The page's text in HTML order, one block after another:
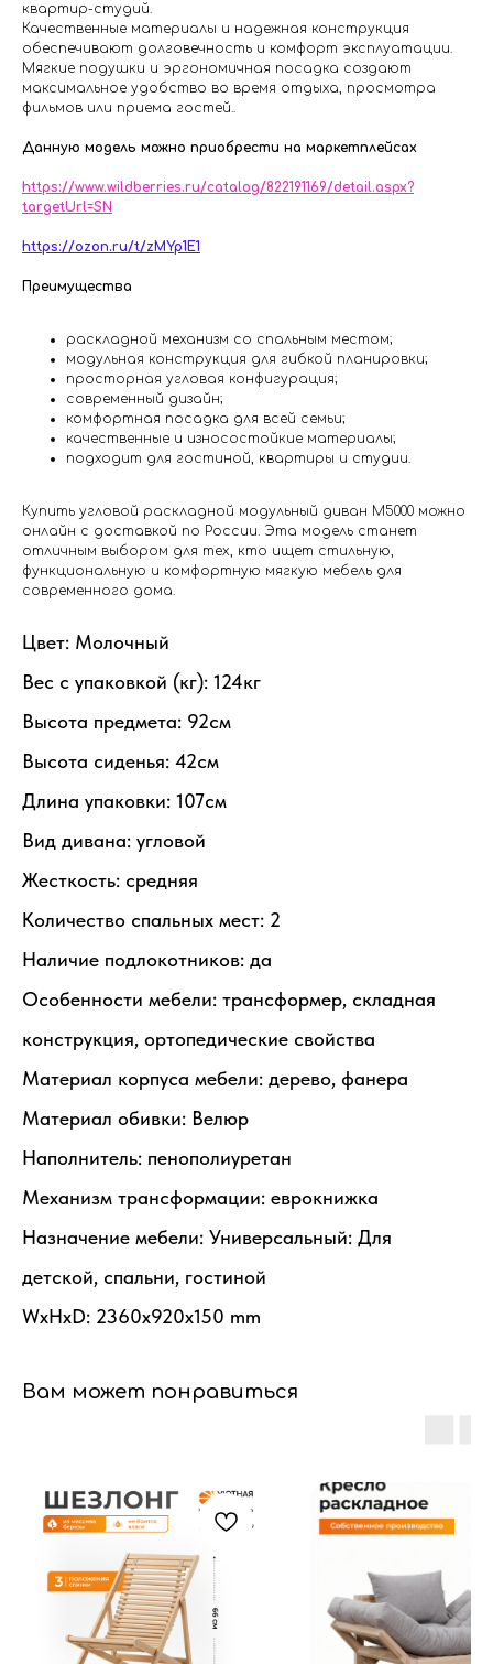
квартир-студий.
Качественные материалы и надежная конструкция
обеспечивают долговечность и комфорт эксплуатации.
Мягкие подушки и эргономичная посадка создают
максимальное удобство во время отдыха, просмотра
фильмов или приема гостей..
Данную модель можно приобрести на маркетплейсах
https://www.wildberries.ru/catalog/822191169/detail.aspx?
targetUrl=SN
https://ozon.ru/t/zMYp1E1
Преимущества
раскладной механизм со спальным местом;
модульная конструкция для гибкой планировки;
просторная угловая конфигурация;
современный дизайн;
комфортная посадка для всей семьи;
качественные и износостойкие материалы;
подходит для гостиной, квартиры и студии.
Купить угловой раскладной модульный диван M5000 можно
онлайн с доставкой по России. Эта модель станет
отличным выбором для тех, кто ищет стильную,
функциональную и комфортную мягкую мебель для
современного дома.
Цвет: Молочный
Вес с упаковкой (кг): 124кг
Высота предмета: 92см
Высота сиденья: 42см
Длина упаковки: 107см
Вид дивана: угловой
Жесткость: средняя
Количество спальных мест: 2
Наличие подлокотников: да
Особенности мебели: трансформер, складная
конструкция, ортопедические свойства
Материал корпуса мебели: дерево, фанера
Материал обивки: Велюр
Наполнитель: пенополиуретан
Механизм трансформации: еврокнижка
Назначение мебели: Универсальный: Для
детской, спальни, гостиной
WxHxD: 2360x920x150 mm
Вам может понравиться